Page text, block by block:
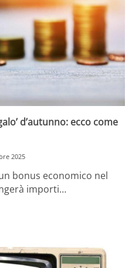
d’autunno: ecco come
2025
bonus economico nel
importi…